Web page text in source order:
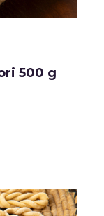
500 g